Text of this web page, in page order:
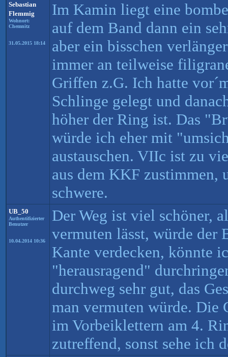
Sebastian
Flemmig
Wohnort:
Chemnitz
31.05.2015 18:14
Im Kamin liegt eine
auf dem Band dann ein
aber ein bisschen
immer an teilweise
Griffen z.G. Ich hatte
Schlinge gelegt und
höher der Ring ist. Das
würde ich eher mit
austauschen. VIIc ist zu
aus dem KKF zustimmen,
schwere.
UB_50
Authentifizierter
Benutzer
10.04.2014 10:36
Der Weg ist viel schöner,
vermuten lässt, würde der
Kante verdecken, könnte
"herausragend"
durchweg sehr gut, das
man vermuten würde. Die
im Vorbeiklettern am 4.
zutreffend, sonst sehe ich